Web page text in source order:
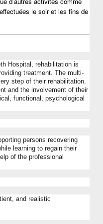
le soir et les fins de
Hospital, rehabilitation is
treatment. The multi-
step of their rehabilitation.
and the involvement of their
functional, psychol ogical
persons recovering
learning to regain their
of the professional
and realistic